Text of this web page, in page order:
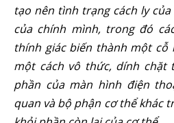
tạo nên tình trạng cách ly
của chính mình, trong đó
thính giác biến thành một
một cách vô thức, dính
phần của màn hình điện
quan và bộ phận cơ thể khác